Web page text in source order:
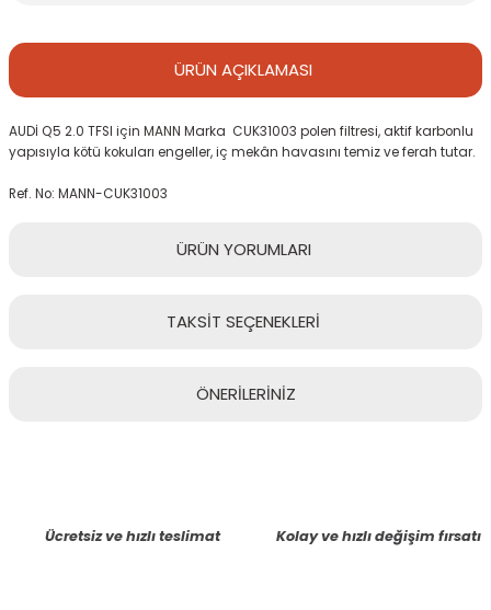
ÜRÜN AÇIKLAMASI
AUDİ Q5 2.0 TFSI için MANN Marka CUK31003 polen filtresi, aktif karbonlu
yapısıyla kötü kokuları engeller, iç mekân havasını temiz ve ferah tutar.
Ref. No: MANN-CUK31003
ÜRÜN YORUMLARI
TAKSİT SEÇENEKLERİ
ÖNERİLERİNİZ
Ücretsiz ve hızlı teslimat Kolay ve hızlı değişim fırsatı